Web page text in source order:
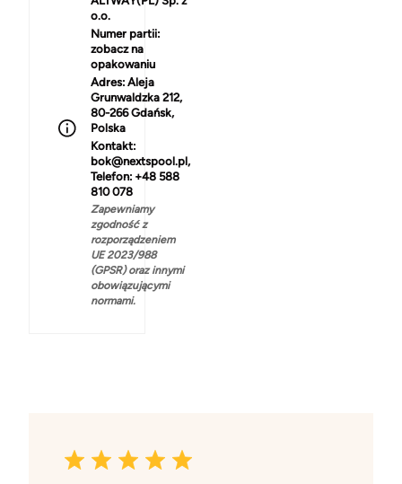
o.o.
Numer partii:
zobacz na
opakowaniu
Adres: Aleja
Grunwaldzka 212,
80-266 Gdańsk,
Polska
Kontakt:
bok@nextspool.pl,
Telefon: +48 588
810 078
Zapewniamy
zgodność z
rozporządzeniem
UE 2023/988
(GPSR) oraz innymi
obowiązującymi
normami.